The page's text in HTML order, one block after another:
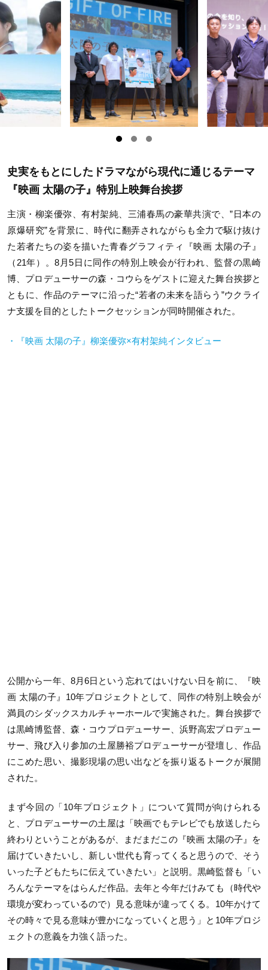
史実をもとにしたドラマながら現代に通じるテーマ
『映画 太陽の子』特別上映舞台挨拶
主演・柳楽優弥、有村架純、三浦春馬の豪華共演で、”日本の
原爆研究”を背景に、時代に翻弄されながらも全力で駆け抜け
た若者たちの姿を描いた青春グラフィティ『映画 太陽の子』
（21年）。8月5日に同作の特別上映会が行われ、監督の黒崎
博、プロデューサーの森・コウらをゲストに迎えた舞台挨拶と
ともに、作品のテーマに沿った“若者の未来を語らう”ウクライ
ナ支援を目的としたトークセッションが同時開催された。
・『映画 太陽の子』柳楽優弥×有村架純インタビュー
公開から一年、8月6日という忘れてはいけない日を前に、『映
画 太陽の子』10年プロジェクトとして、同作の特別上映会が
満員のシダックスカルチャーホールで実施された。舞台挨拶で
は黒崎博監督、森・コウプロデューサー、浜野高宏プロデュー
サー、飛び入り参加の土屋勝裕プロデューサーが登壇し、作品
にこめた思い、撮影現場の思い出などを振り返るトークが展開
された。
まず今回の「10年プロジェクト」について質問が向けられる
と、プロデューサーの土屋は「映画でもテレビでも放送したら
終わりということがあるが、まだまだこの『映画 太陽の子』を
届けていきたいし、新しい世代も育ってくると思うので、そう
いった子どもたちに伝えていきたい」と説明。黒崎監督も「い
ろんなテーマをはらんだ作品。去年と今年だけみても（時代や
環境が変わっているので）見る意味が違ってくる。10年かけて
その時々で見る意味が豊かになっていくと思う」と10年プロジ
ェクトの意義を力強く語った。